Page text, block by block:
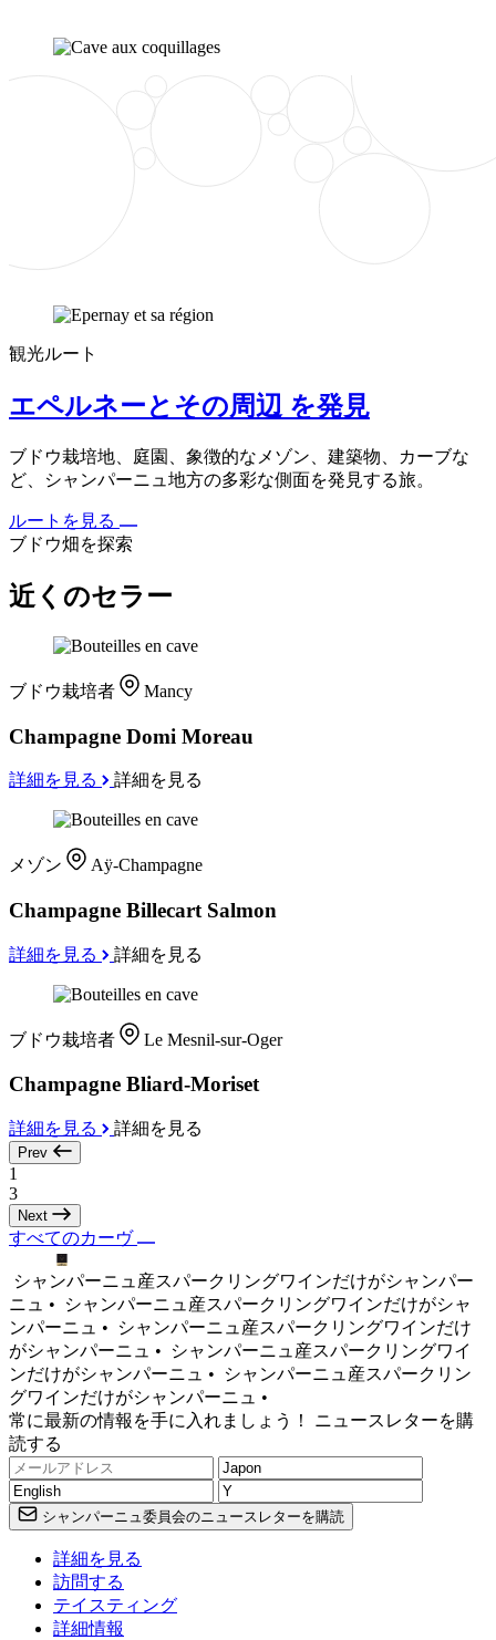
観光ルート
エペルネーとその周辺 を発見
ブドウ栽培地、庭園、象徴的なメゾン、建築物、カーブな
ど、シャンパーニュ地方の多彩な側面を発見する旅。
ルートを見る
ブドウ畑を探索
近くのセラー
ブドウ栽培者 Mancy
Champagne Domi Moreau
詳細を見る 詳細を見る
メゾン Aÿ-Champagne
Champagne Billecart Salmon
詳細を見る 詳細を見る
ブドウ栽培者 Le Mesnil-sur-Oger
Champagne Bliard-Moriset
詳細を見る 詳細を見る
Prev
1
3
Next
すべてのカーヴ
シャンパーニュ産スパークリングワインだけがシャンパー
ニュ •
シャンパーニュ産スパークリングワインだけがシャ
ンパーニュ •
シャンパーニュ産スパークリングワインだけ
がシャンパーニュ •
シャンパーニュ産スパークリングワイ
ンだけがシャンパーニュ •
シャンパーニュ産スパークリン
グワインだけがシャンパーニュ •
常に最新の情報を手に入れましょう！ ニュースレターを購
読する
シャンパーニュ委員会のニュースレターを購読
詳細を見る
訪問する
テイスティング
詳細情報